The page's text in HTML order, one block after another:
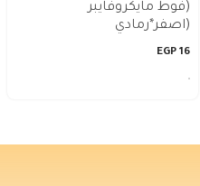
(فوط مايكروفايبر
(اصفر*رمادي
16
EGP